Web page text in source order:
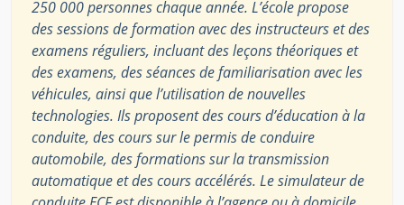
250 000 personnes chaque année. L’école propose
des sessions de formation avec des instructeurs et des
examens réguliers, incluant des leçons théoriques et
des examens, des séances de familiarisation avec les
véhicules, ainsi que l’utilisation de nouvelles
technologies. Ils proposent des cours d’éducation à la
conduite, des cours sur le permis de conduire
automobile, des formations sur la transmission
automatique et des cours accélérés. Le simulateur de